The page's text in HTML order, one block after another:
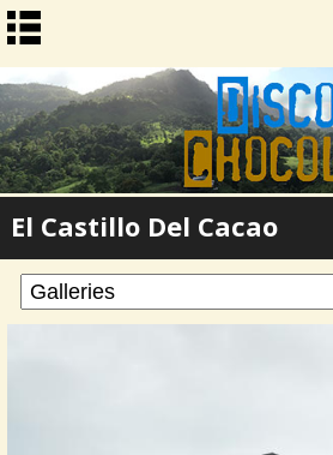
El Castillo Del Cacao